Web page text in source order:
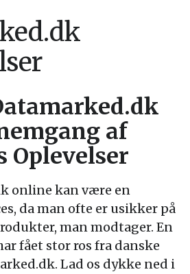
af
Oplevelser
online kan være en
da man ofte er usikker på
man modtager. En
fået stor ros fra danske
Lad os dykke ned i